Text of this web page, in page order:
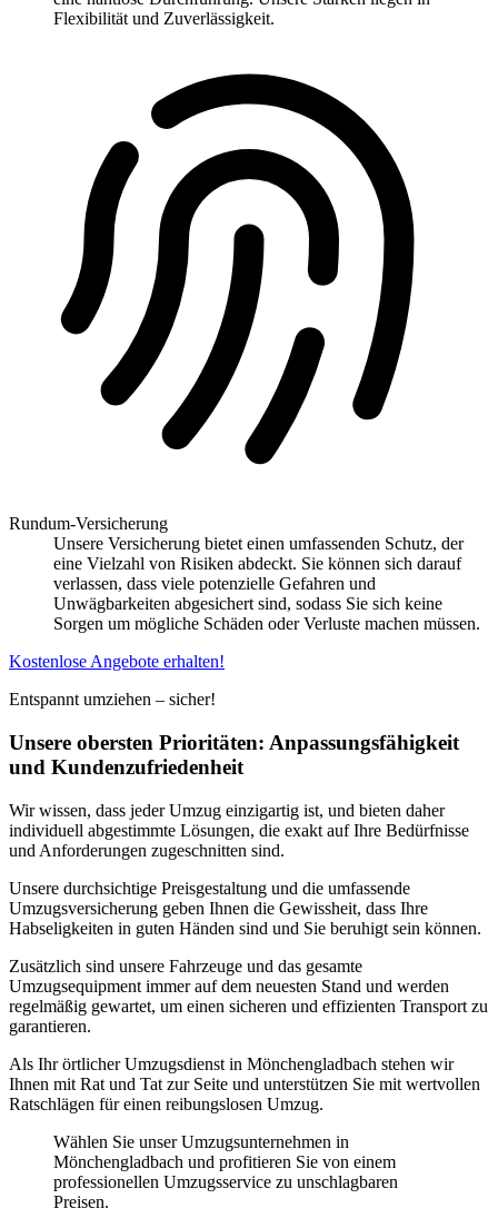
Flexibilität und Zuverlässigkeit.
Rundum-Versicherung
Unsere Versicherung bietet einen umfassenden Schutz, der
eine Vielzahl von Risiken abdeckt. Sie können sich darauf
verlassen, dass viele potenzielle Gefahren und
Unwägbarkeiten abgesichert sind, sodass Sie sich keine
Sorgen um mögliche Schäden oder Verluste machen müssen.
Kostenlose Angebote erhalten!
Entspannt umziehen – sicher!
Unsere obersten Prioritäten: Anpassungsfähigkeit
und Kundenzufriedenheit
Wir wissen, dass jeder Umzug einzigartig ist, und bieten daher
individuell abgestimmte Lösungen, die exakt auf Ihre Bedürfnisse
und Anforderungen zugeschnitten sind.
Unsere durchsichtige Preisgestaltung und die umfassende
Umzugsversicherung geben Ihnen die Gewissheit, dass Ihre
Habseligkeiten in guten Händen sind und Sie beruhigt sein können.
Zusätzlich sind unsere Fahrzeuge und das gesamte
Umzugsequipment immer auf dem neuesten Stand und werden
regelmäßig gewartet, um einen sicheren und effizienten Transport zu
garantieren.
Als Ihr örtlicher Umzugsdienst in Mönchengladbach stehen wir
Ihnen mit Rat und Tat zur Seite und unterstützen Sie mit wertvollen
Ratschlägen für einen reibungslosen Umzug.
Wählen Sie unser Umzugsunternehmen in
Mönchengladbach und profitieren Sie von einem
professionellen Umzugsservice zu unschlagbaren
Preisen.